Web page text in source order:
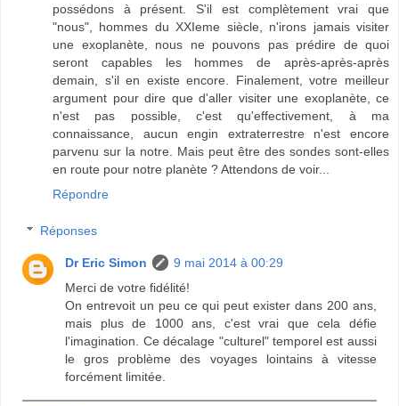
possédons à présent. S'il est complètement vrai que
"nous", hommes du XXIeme siècle, n'irons jamais visiter
une exoplanète, nous ne pouvons pas prédire de quoi
seront capables les hommes de après-après-après
demain, s'il en existe encore. Finalement, votre meilleur
argument pour dire que d'aller visiter une exoplanète, ce
n'est pas possible, c'est qu'effectivement, à ma
connaissance, aucun engin extraterrestre n'est encore
parvenu sur la notre. Mais peut être des sondes sont-elles
en route pour notre planète ? Attendons de voir...
Répondre
Réponses
Dr Eric Simon
9 mai 2014 à 00:29
Merci de votre fidélité!
On entrevoit un peu ce qui peut exister dans 200 ans,
mais plus de 1000 ans, c'est vrai que cela défie
l'imagination. Ce décalage "culturel" temporel est aussi
le gros problème des voyages lointains à vitesse
forcément limitée.